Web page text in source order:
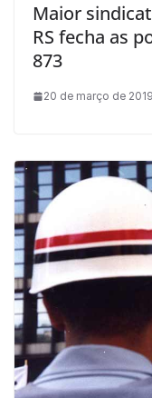
Maior
RS fecha as
873
20 de março de 2019